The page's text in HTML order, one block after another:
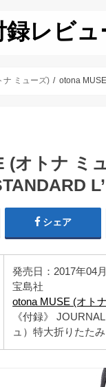
レビュ
ナ ミューズ) otona
(オトナ ミ
シェア
発売日：2017年04
宝島社
otona MUSE (オト
《付録》
ュ）特大折りたた